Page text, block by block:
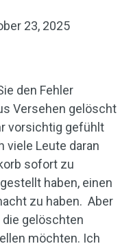
23, 2025
den Fehler
Versehen gelöscht
vorsichtig gefühlt
viele Leute daran
sofort zu
haben, einen
zu haben. Aber
gelöschten
möchten. Ich